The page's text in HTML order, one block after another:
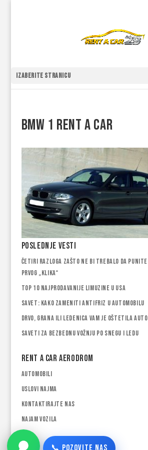
Izaberite stranicu
BMW 1 Rent a Car
Poslednje vesti
Četiri razloga zašto ne bi trebalo da
prvog „klika“
Top 10 najprodavanije limuzine u USA
Savet: Kako zameniti antifriz u automobilu
Drvo, grana ili ledenica vam je oštetila
Saveti za bezbednu vožnju po snegu i ledu
Rent a car Aerodrom
Automobili
Uslovi najma
Kontaktirajte nas
Najam vozila
📞 POZOVITE NAS